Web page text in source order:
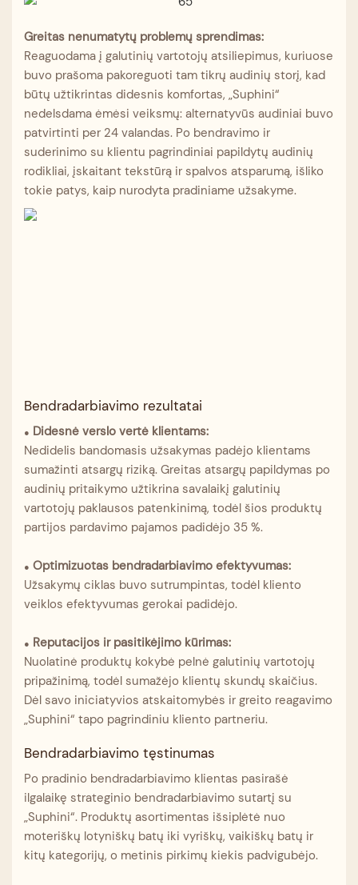
Greitas nenumatytų problemų sprendimas:
Reaguodama į galutinių vartotojų atsiliepimus, kuriuose
buvo prašoma pakoreguoti tam tikrų audinių storį, kad
būtų užtikrintas didesnis komfortas, „Suphini“
nedelsdama ėmėsi veiksmų: alternatyvūs audiniai buvo
patvirtinti per 24 valandas. Po bendravimo ir
suderinimo su klientu pagrindiniai papildytų audinių
rodikliai, įskaitant tekstūrą ir spalvos atsparumą, išliko
tokie patys, kaip nurodyta pradiniame užsakyme.
Bendradarbiavimo rezultatai
● Didesnė verslo vertė klientams:
Nedidelis bandomasis užsakymas padėjo klientams
sumažinti atsargų riziką. Greitas atsargų papildymas po
audinių pritaikymo užtikrina savalaikį galutinių
vartotojų paklausos patenkinimą, todėl šios produktų
partijos pardavimo pajamos padidėjo 35 %.
● Optimizuotas bendradarbiavimo efektyvumas:
Užsakymų ciklas buvo sutrumpintas, todėl kliento
veiklos efektyvumas gerokai padidėjo.
● Reputacijos ir pasitikėjimo kūrimas:
Nuolatinė produktų kokybė pelnė galutinių vartotojų
pripažinimą, todėl sumažėjo klientų skundų skaičius.
Dėl savo iniciatyvios atskaitomybės ir greito reagavimo
„Suphini“ tapo pagrindiniu kliento partneriu.
Bendradarbiavimo tęstinumas
Po pradinio bendradarbiavimo klientas pasirašė
ilgalaikę strateginio bendradarbiavimo sutartį su
„Suphini“. Produktų asortimentas išsiplėtė nuo
moteriškų lotyniškų batų iki vyriškų, vaikiškų batų ir
kitų kategorijų, o metinis pirkimų kiekis padvigubėjo.